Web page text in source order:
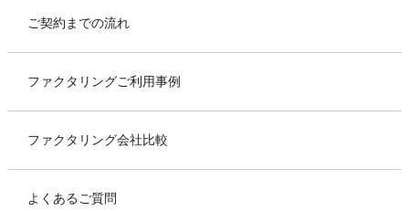
ご契約までの流れ
ファクタリングご利用事例
ファクタリング会社比較
よくあるご質問